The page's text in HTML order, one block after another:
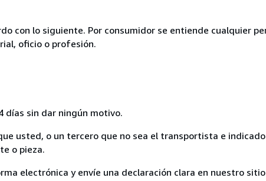
con lo siguiente. Por consumidor se entiende cualquier
oficio o profesión.
días sin dar ningún motivo.
usted, o un tercero que no sea el transportista e
o pieza.
electrónica y envíe una declaración clara en nuestro